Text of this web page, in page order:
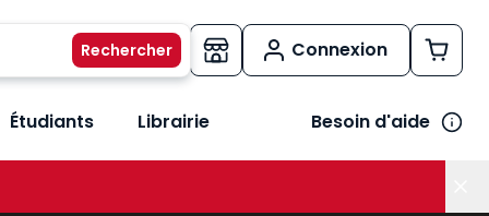
Connexion
métiers
le sous-menu Vos besoins
Étudiants Librairie Besoin d'aide